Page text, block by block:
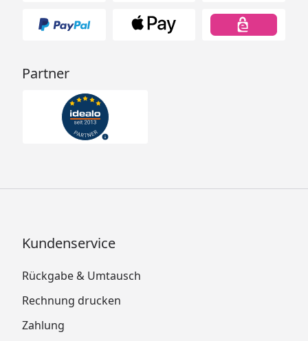
Partner
Kundenservice
Rückgabe & Umtausch
Rechnung drucken
Zahlung